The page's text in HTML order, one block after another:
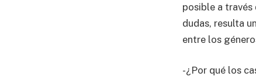
posible a
dudas, resulta
entre los
-¿Por qué los